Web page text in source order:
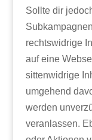
Sollte dir
rechtswidrige
auf eine
sittenwidrige
umgehend
werden
veranlassen.